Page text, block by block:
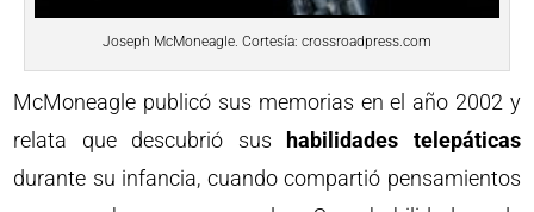
Joseph McMoneagle. Cortesía: crossroadpress.com
McMoneagle publicó sus memorias en el año 2002 y
relata que descubrió sus
habilidades telepáticas
durante su infancia, cuando compartió pensamientos